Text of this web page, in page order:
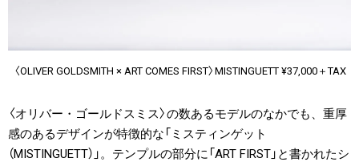
〈OLIVER GOLDSMITH × ART COMES FIRST〉MISTINGUETT ¥37,000＋TAX
〈オリバー・ゴールドスミス〉の数あるモデルのなかでも、重厚
感のあるデザインが特徴的な「ミスティンゲット
（MISTINGUETT）」。テンプルの部分に「ART FIRST」と書かれたシ